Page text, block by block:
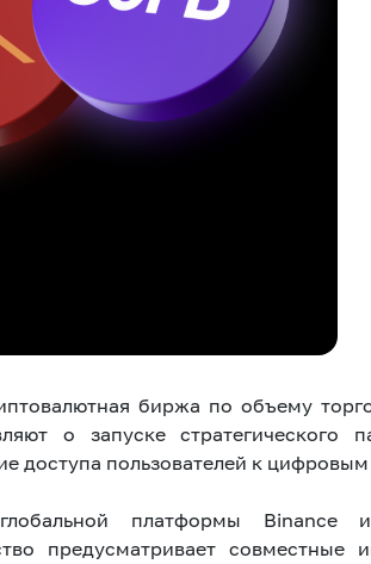
Соц.сети
Доставка SIM
Работа в MEGA
биржа по объему
о запуске стратегического
доступа пользователей к
глобальной платформы Binance
предусматривает совместные